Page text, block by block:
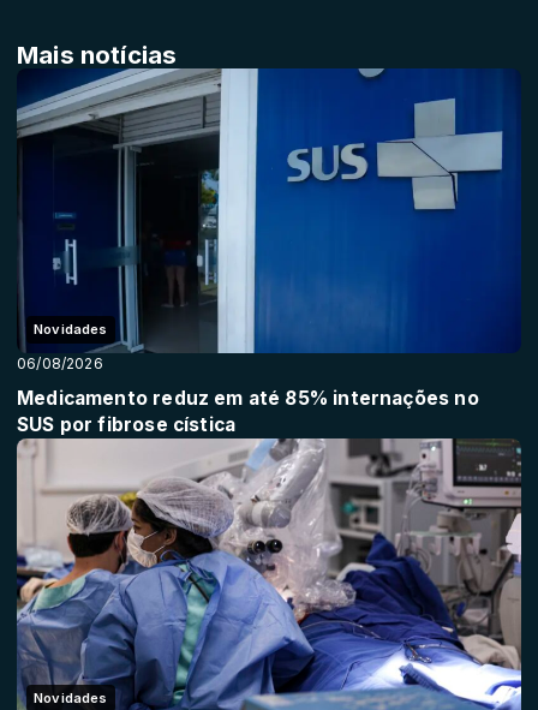
Mais notícias
Novidades
06/08/2026
Medicamento reduz em até 85% internações no
SUS por fibrose cística
Novidades